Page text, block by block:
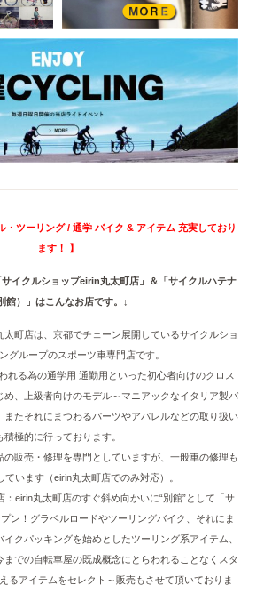
・ツーリング / 通学 バイク & アイテム 充実しており
ます！ 】
イクルショップeirin丸太町店」＆「サイクルハテナ
館）」はこんなお店です。↓
町店は、京都でチェーン展開しているサイクルショ
グループのスポーツ車専門店です。
る為の通学用 通勤用といった初心者向けのクロス
め、上級者向けのモデル～マニアックなイタリア製バ
またそれにまつわるパーツやアパレルなどの取り扱い
積極的に行っております。
販売・修理を専門としていますが、一般車の修理も
ています（eirin丸太町店でのみ対応）。
eirin丸太町店のすぐ斜め向かいに“別館”として「サ
ン！グラベルロードやツーリングバイク、それにま
クパッキングを始めとしたツーリング系アイテム、
までの自転車屋の既成概念にとらわれることなくスタ
るアイテムをセレクト～販売もさせて頂いておりま